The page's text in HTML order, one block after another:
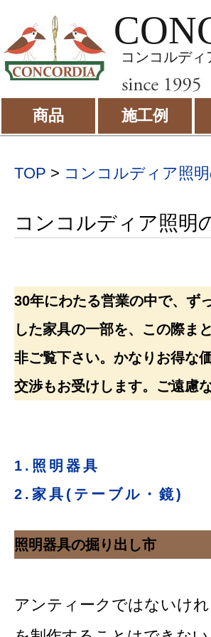
コンコルディ
商品 施工例
TOP > コンコルディア照
コンコルディア照明
30年にわたる営業の中で、ず
した家具の一部を、この際ま
非ご覧下さい。かなりお得な
交渉もお受けします。ご遠慮
1.照明器具
2.家具(テーブル・鏡)
照明器具の掘り出し市
アンティークではないけ